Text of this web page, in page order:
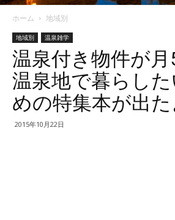
【ユ
ホーム 地域別
地域別 温泉雑学
温泉付き物件が月
温泉地で暮らし
めの特集本が出た
2015年10月22日